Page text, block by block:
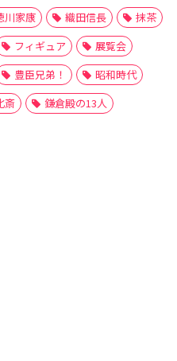
川家康 織田信長
抹茶
フィギュア
展覧会
豊臣兄弟！
昭和時代
斎 鎌倉殿の13人